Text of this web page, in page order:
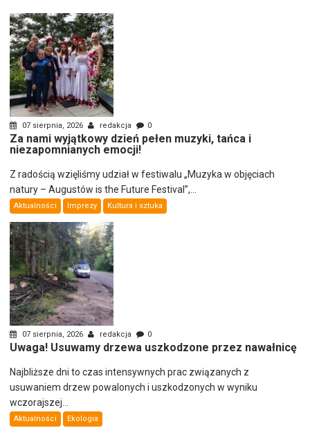
07 sierpnia, 2026 redakcja 0
Za nami wyjątkowy dzień pełen muzyki, tańca i
niezapomnianych emocji!
Z radością wzięliśmy udział w festiwalu „Muzyka w objęciach
natury – Augustów is the Future Festival”,...
Aktualności Imprezy Kultura i sztuka
07 sierpnia, 2026 redakcja 0
Uwaga! Usuwamy drzewa uszkodzone przez nawałnicę
Najbliższe dni to czas intensywnych prac związanych z
usuwaniem drzew powalonych i uszkodzonych w wyniku
wczorajszej...
Aktualności Ekologia